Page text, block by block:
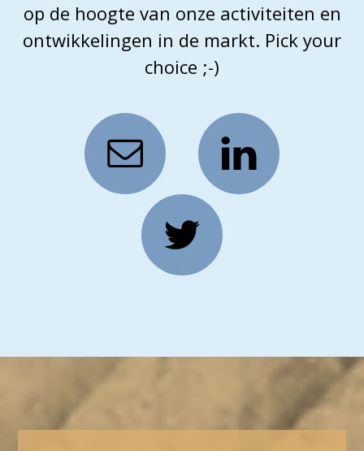
op de hoogte van onze activiteiten en
ontwikkelingen in de markt. Pick your
choice ;-)